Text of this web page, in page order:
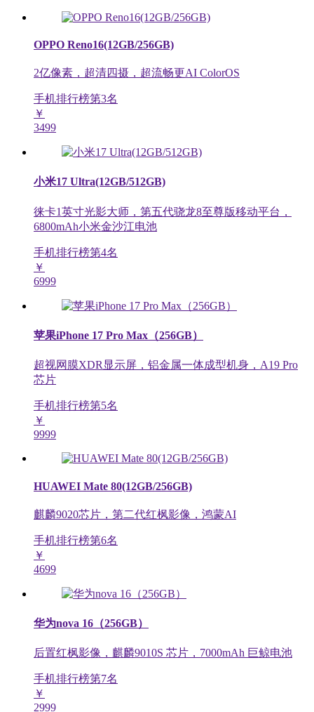
OPPO Reno16(12GB/256GB)
2亿像素，超清四摄，超流畅更AI ColorOS
手机排行榜第3名
￥
3499
小米17 Ultra(12GB/512GB)
徕卡1英寸光影大师，第五代骁龙8至尊版移动平台，
6800mAh小米金沙江电池
手机排行榜第4名
￥
6999
苹果iPhone 17 Pro Max（256GB）
超视网膜XDR显示屏，铝金属一体成型机身，A19 Pro
芯片
手机排行榜第5名
￥
9999
HUAWEI Mate 80(12GB/256GB)
麒麟9020芯片，第二代红枫影像，鸿蒙AI
手机排行榜第6名
￥
4699
华为nova 16（256GB）
后置红枫影像，麒麟9010S 芯片，7000mAh 巨鲸电池
手机排行榜第7名
￥
2999